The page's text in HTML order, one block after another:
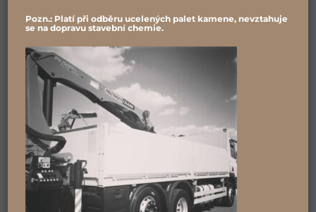
Pozn.: Platí při odběru ucelených palet kamene, nevztahuje
se na dopravu stavební chemie.